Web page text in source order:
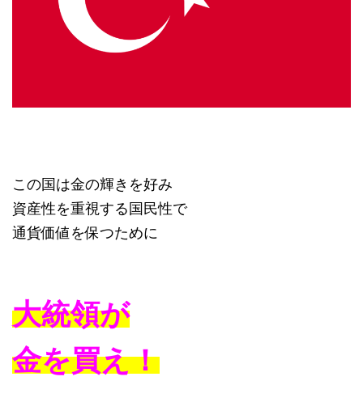
この国は金の輝きを好み
資産性を重視する国民性で
通貨価値を保つために
大統領が
金を買え！